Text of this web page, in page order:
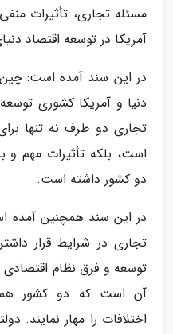
مسئله تجاری، تأثیرات
آمریکا در توسعه اقتصاد
در این سند آمده است:
دنیا و آمریکا کشوری
تجاری دو طرف نه تنها
است، بلکه تأثیرات مهم و
دو کشور داشته است.
در این سند همچنین آمده
تجاری در شرایط قرار
توسعه و فرق نظام
آن است که دو کشور
اختلافات را مهار نمایند.